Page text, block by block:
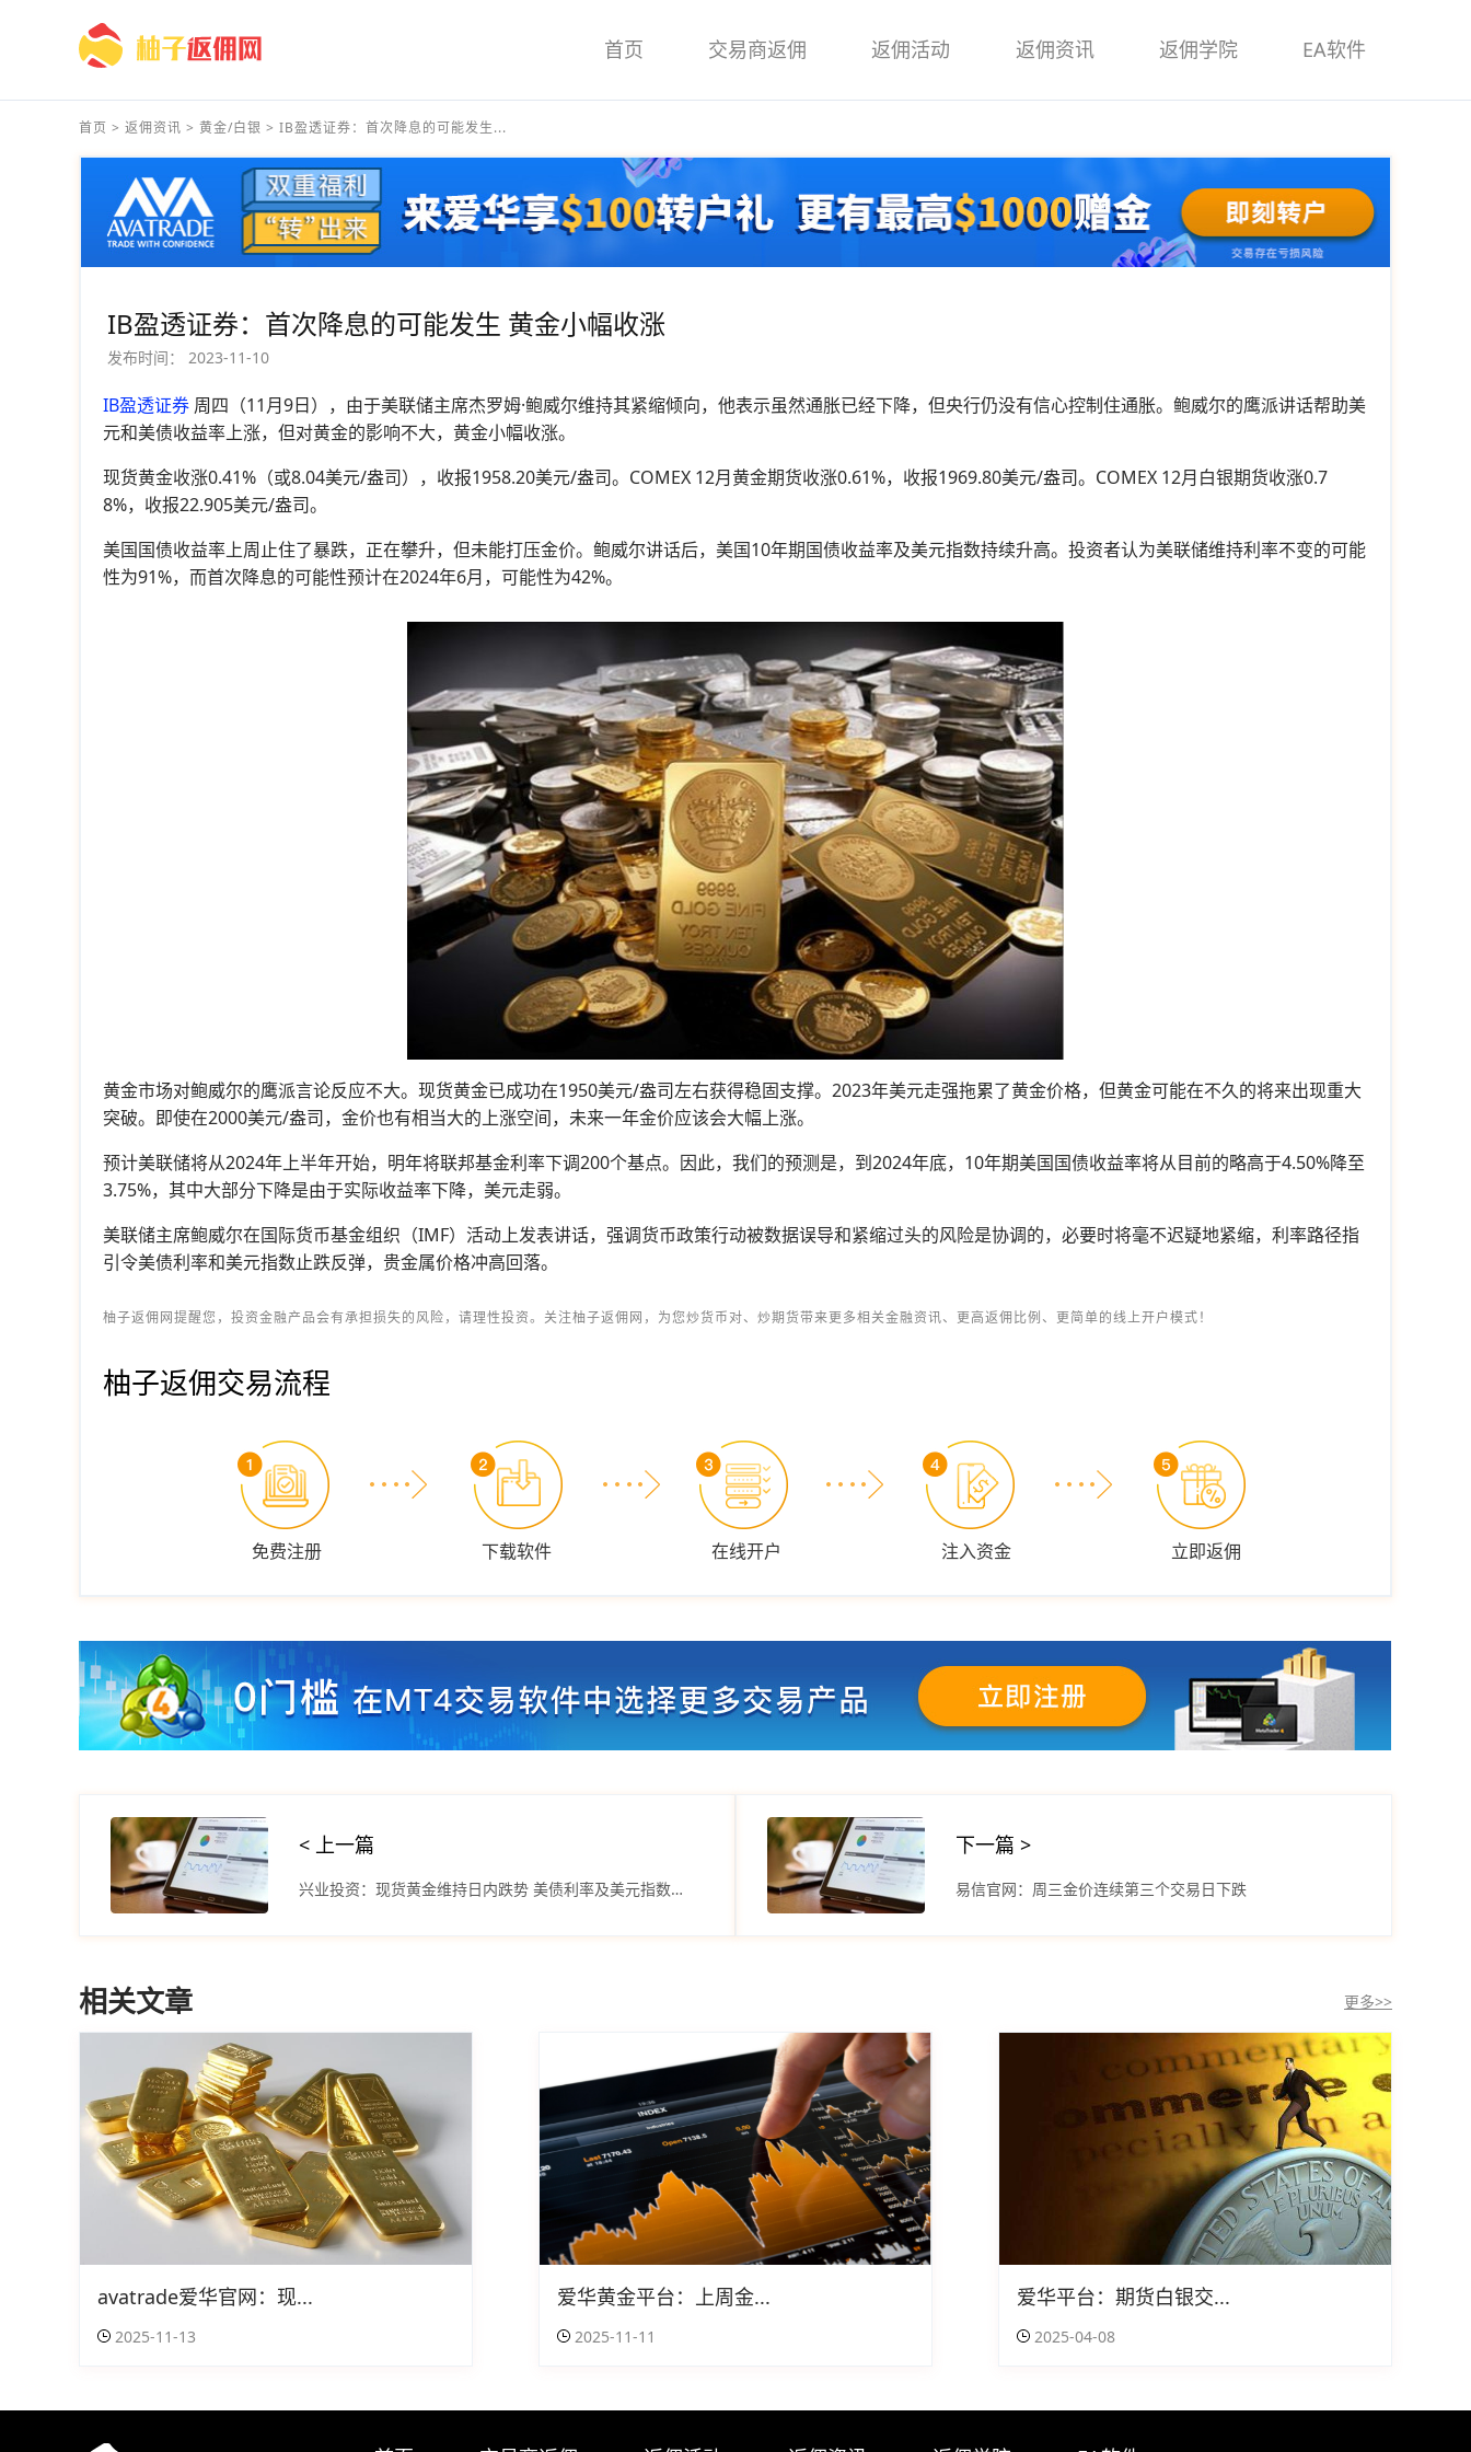
首页 交易商返佣 返佣活动 返佣资讯 返佣学院 EA软件
首页 > 返佣资讯 > 黄金/白银 > IB盈透证券：首次降息的可能发生...
IB盈透证券：首次降息的可能发生 黄金小幅收涨
发布时间： 2023-11-10
IB盈透证券 周四（11月9日），由于美联储主席杰罗姆·鲍威尔维持其紧缩倾向，他表示虽然通胀已经下降，但央行仍没有信心控制住通胀。鲍威尔的鹰派讲话帮助美
元和美债收益率上涨，但对黄金的影响不大，黄金小幅收涨。
现货黄金收涨0.41%（或8.04美元/盎司），收报1958.20美元/盎司。COMEX 12月黄金期货收涨0.61%，收报1969.80美元/盎司。COMEX 12月白银期货收涨0.7
8%，收报22.905美元/盎司。
美国国债收益率上周止住了暴跌，正在攀升，但未能打压金价。鲍威尔讲话后，美国10年期国债收益率及美元指数持续升高。投资者认为美联储维持利率不变的可能
性为91%，而首次降息的可能性预计在2024年6月，可能性为42%。
黄金市场对鲍威尔的鹰派言论反应不大。现货黄金已成功在1950美元/盎司左右获得稳固支撑。2023年美元走强拖累了黄金价格，但黄金可能在不久的将来出现重大
突破。即使在2000美元/盎司，金价也有相当大的上涨空间，未来一年金价应该会大幅上涨。
预计美联储将从2024年上半年开始，明年将联邦基金利率下调200个基点。因此，我们的预测是，到2024年底，10年期美国国债收益率将从目前的略高于4.50%降至
3.75%，其中大部分下降是由于实际收益率下降，美元走弱。
美联储主席鲍威尔在国际货币基金组织（IMF）活动上发表讲话，强调货币政策行动被数据误导和紧缩过头的风险是协调的，必要时将毫不迟疑地紧缩，利率路径指
引令美债利率和美元指数止跌反弹，贵金属价格冲高回落。
柚子返佣网提醒您，投资金融产品会有承担损失的风险，请理性投资。关注柚子返佣网，为您炒货币对、炒期货带来更多相关金融资讯、更高返佣比例、更简单的线上开户模式！
柚子返佣交易流程
免费注册 下载软件 在线开户 注入资金 立即返佣
< 上一篇
兴业投资：现货黄金维持日内跌势 美债利率及美元指数上行
下一篇 >
易信官网：周三金价连续第三个交易日下跌
相关文章 更多>>
avatrade爱华官网：现...
2025-11-13
爱华黄金平台：上周金...
2025-11-11
爱华平台：期货白银交...
2025-04-08